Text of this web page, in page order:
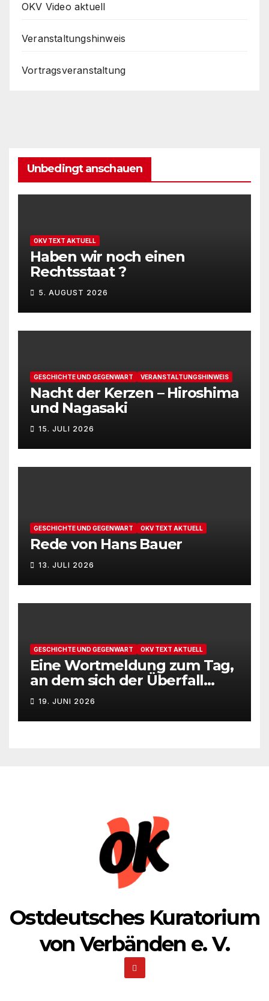
OKV Video aktuell
Veranstaltungshinweis
Vortragsveranstaltung
Unbedingt anschauen
OKV TEXT AKTUELL
Haben wir noch einen
Rechtsstaat ?
5. AUGUST 2026
GESCHICHTE UND GEGENWART VERANSTALTUNGSHINWEIS
Nacht der Kerzen – Hiroshima
und Nagasaki
15. JULI 2026
GESCHICHTE UND GEGENWART OKV TEXT AKTUELL
Rede von Hans Bauer
13. JULI 2026
GESCHICHTE UND GEGENWART OKV TEXT AKTUELL
Eine Wortmeldung zum Tag,
an dem sich der Überfall
Deutschlands auf die UdSSR
1941 zum 85. Male jährt
19. JUNI 2026
Ostdeutsches Kuratorium
von Verbänden e. V.